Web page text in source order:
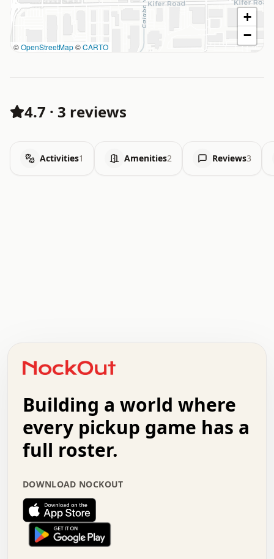
©OpenStreetMap©CARTO
+
−
4.7 · 3 reviews
Activities1 Amenities2 Reviews3
+   .   .   .   .   .   .   .   .   .   +   .   .
.   .   .   .   .   .   .   .   .   .   .   :   .
.   .   .   .   +   .   .   .   .   .   .   .   +
.   :   .   .   .   .   .   .   .   .   o   .   .
.   .   x   .   .   .   .   .   .   :   .   .   o
.   .   .   .   :   .   .   .   .   o   .   .   .
.   .   .   .   .   .   .   :   .   .   .   .   .
.   .   .   .   .   .   .   +   .   .   x   .   .
.   .   .   .   .   :   +   .   .   .   .   .   o
.   .   .   .   .   .   .   .   .   .   .   .   .
.   .   :   o   .   .   .   .   .   .   .   +   .
.   o   .   .   .   .   x   .   .   .   .   .   .
Building a world where
every pickup game has a
full roster.
DOWNLOAD NOCKOUT